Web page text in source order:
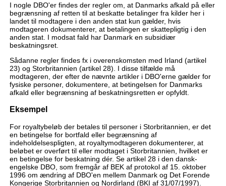
I nogle DBO'er findes der regler om, at Danmarks afkald på eller
begrænsning af retten til at beskatte betalinger fra kilder her i
landet til modtagere i den anden stat kun gælder, hvis
modtageren dokumenterer, at betalingen er skattepligtig i den
anden stat. I modsat fald har Danmark en subsidiær
beskatningsret.
Sådanne regler findes fx i overenskomsten med Irland (artikel
23) og Storbritannien (artikel 28). I disse tilfælde må
modtageren, der efter de nævnte artikler i DBO'erne gælder for
fysiske personer, dokumentere, at betingelsen for Danmarks
afkald eller begrænsning af beskatningsretten er opfyldt.
Eksempel
For royaltybeløb der betales til personer i Storbritannien, er det
en betingelse for bortfald eller begrænsning af
indeholdelsespligten, at royaltymodtageren dokumenterer, at
beløbet er overført til eller modtaget i Storbritannien, hvilket er
en betingelse for beskatning dér. Se artikel 28 i den dansk-
engelske DBO, som fremgår af BEK af protokol af 15. oktober
1996 om ændring af DBO'en mellem Danmark og Det Forende
Kongerige Storbritannien og Nordirland (BKI af 31/07/1997).